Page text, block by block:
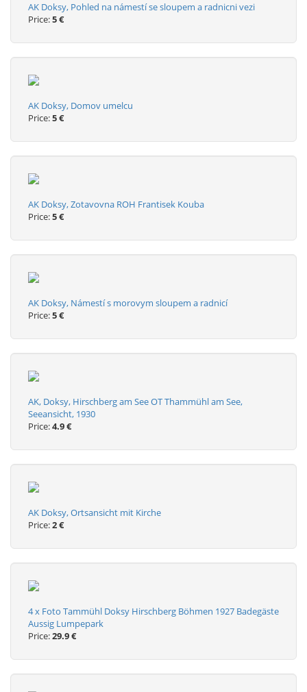
AK Doksy, Pohled na námestí se sloupem a radnicni vezi
Price:5 €
AK Doksy, Domov umelcu
Price:5 €
AK Doksy, Zotavovna ROH Frantisek Kouba
Price:5 €
AK Doksy, Námestí s morovym sloupem a radnicí
Price:5 €
AK, Doksy, Hirschberg am See OT Thammühl am See,
Seeansicht, 1930
Price:4.9 €
AK Doksy, Ortsansicht mit Kirche
Price:2 €
4 x Foto Tammühl Doksy Hirschberg Böhmen 1927 Badegäste
Aussig Lumpepark
Price:29.9 €